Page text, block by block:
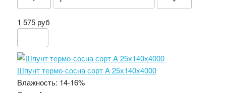
1 575 руб
Шпунт термо-сосна сорт A 25х140х4000
Влажность: 14-16%